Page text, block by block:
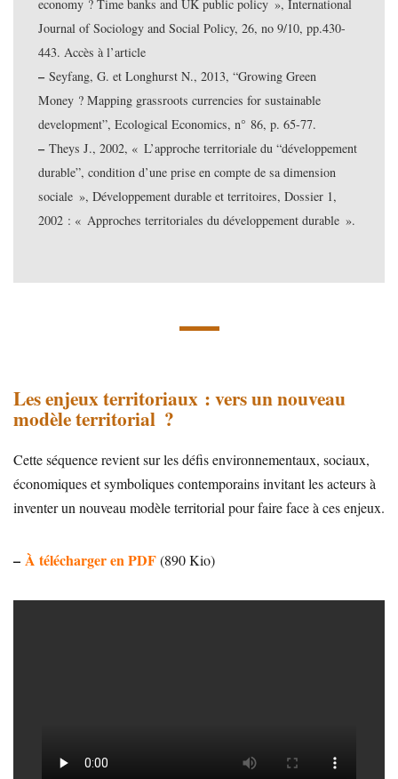
economy ? Time banks and UK public policy », International
Journal of Sociology and Social Policy, 26, no 9/10, pp.430-
443. Accès à l’article
– Seyfang, G. et Longhurst N., 2013, “Growing Green
Money ? Mapping grassroots currencies for sustainable
development”, Ecological Economics, n° 86, p. 65-77.
– Theys J., 2002, « L’approche territoriale du “développement
durable”, condition d’une prise en compte de sa dimension
sociale », Développement durable et territoires, Dossier 1,
2002 : « Approches territoriales du développement durable ».
Les enjeux territoriaux : vers un nouveau
modèle territorial ?
Cette séquence revient sur les défis environnementaux, sociaux,
économiques et symboliques contemporains invitant les acteurs à
inventer un nouveau modèle territorial pour faire face à ces enjeux.
– À télécharger en PDF(890 Kio)